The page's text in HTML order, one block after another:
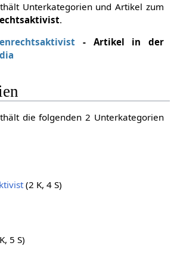
Unterkategorien und Artikel zum
.
- Artikel in der
die folgenden 2 Unterkategorien
(2 K, 4 S)
5 S)